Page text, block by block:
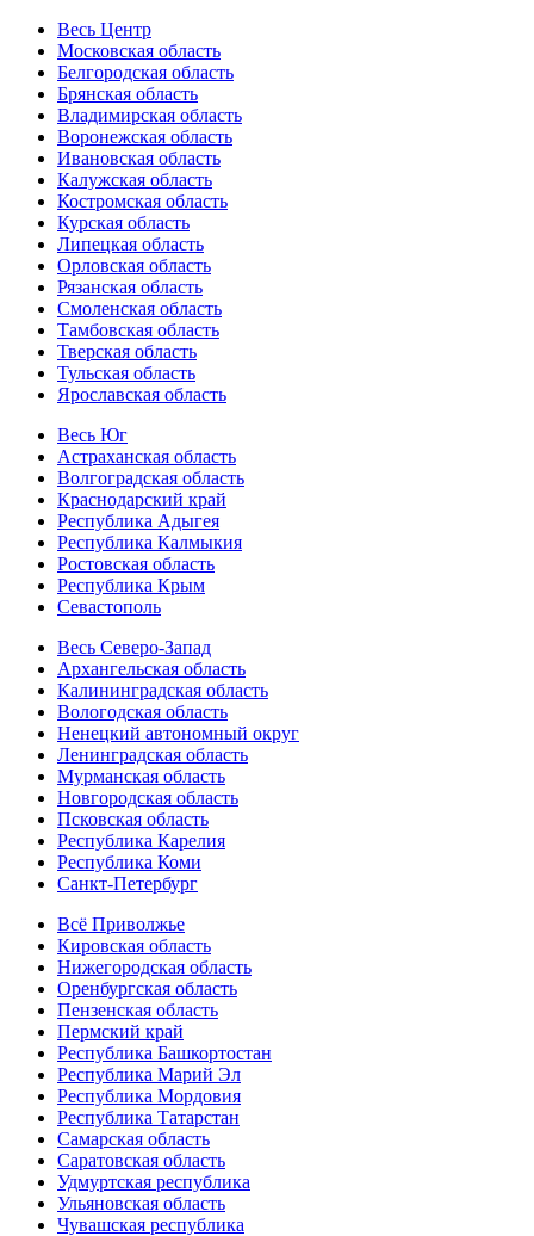
Весь Центр
Московская область
Белгородская область
Брянская область
Владимирская область
Воронежская область
Ивановская область
Калужская область
Костромская область
Курская область
Липецкая область
Орловская область
Рязанская область
Смоленская область
Тамбовская область
Тверская область
Тульская область
Ярославская область
Весь Юг
Астраханская область
Волгоградская область
Краснодарский край
Республика Адыгея
Республика Калмыкия
Ростовская область
Республика Крым
Севастополь
Весь Северо-Запад
Архангельская область
Калининградская область
Вологодская область
Ненецкий автономный округ
Ленинградская область
Мурманская область
Новгородская область
Псковская область
Республика Карелия
Республика Коми
Санкт-Петербург
Всё Приволжье
Кировская область
Нижегородская область
Оренбургская область
Пензенская область
Пермский край
Республика Башкортостан
Республика Марий Эл
Республика Мордовия
Республика Татарстан
Самарская область
Саратовская область
Удмуртская республика
Ульяновская область
Чувашская республика